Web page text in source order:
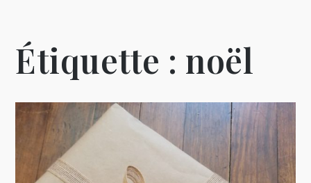
Étiquette : noël